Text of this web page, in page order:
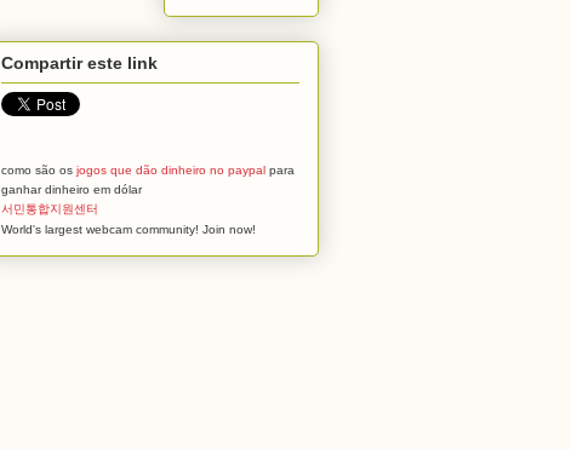
Compartir este link
como são os jogos que dão dinheiro no paypal para
ganhar dinheiro em dólar
서민통합지원센터
World's largest webcam community! Join now!